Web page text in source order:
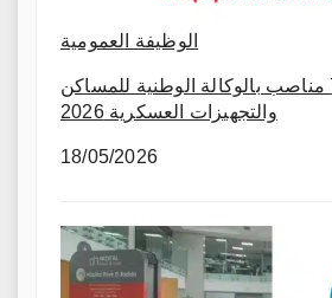
الوظيفة العمومية
مباراة توظيف 7 مناصب بالوكالة الوطنية للمساكن
والتجهيزات العسكرية 2026
18/05/2026